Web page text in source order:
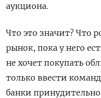
аукциона.
Что это значит? Что
рынок, пока у него
не хочет покупать
только ввести
банки